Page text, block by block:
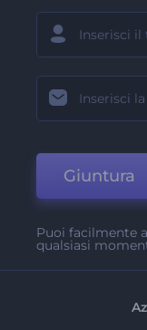
Giuntura
Puoi facilmente
qualsiasi